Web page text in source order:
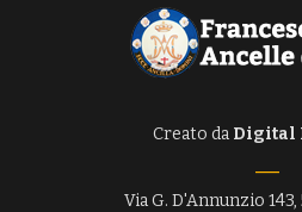
Creato da Digital
Via G. D'Annunzio